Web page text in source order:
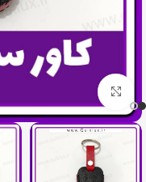
بزرگنمایی تصویر